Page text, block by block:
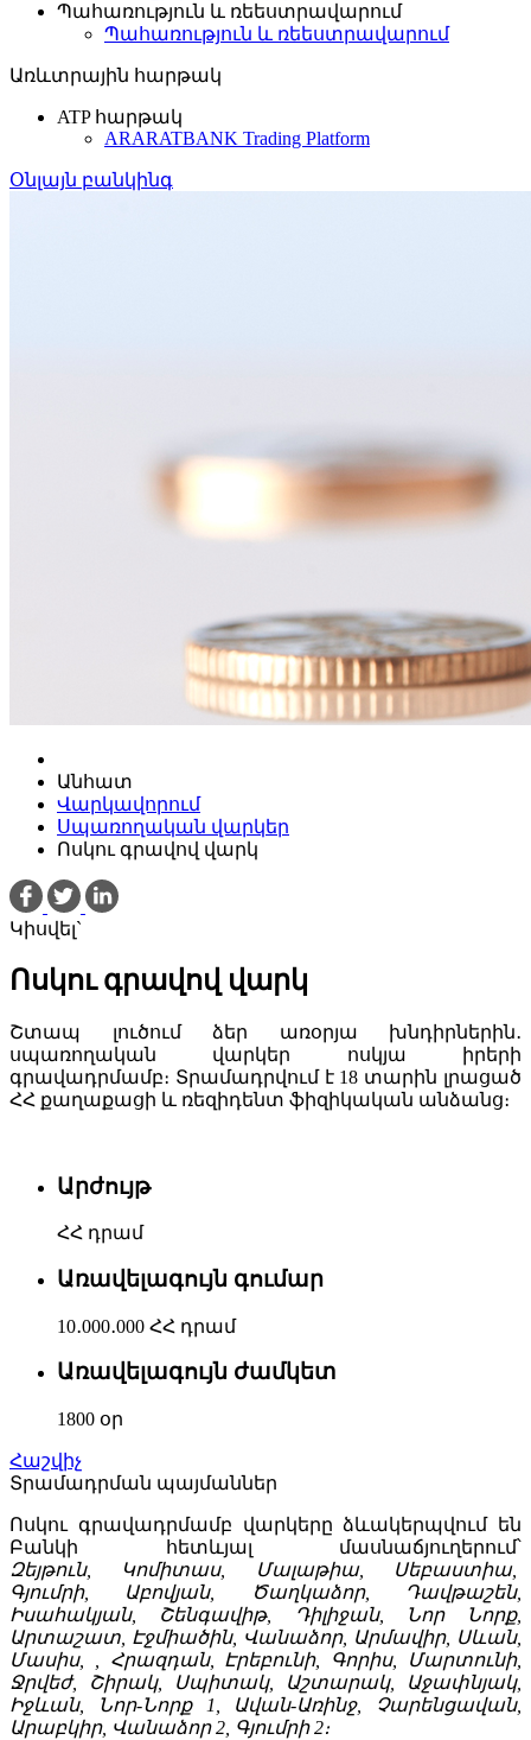
Պահառություն և ռեեստրավարում
Պահառություն և ռեեստրավարում
Առևտրային հարթակ
ATP հարթակ
ARARATBANK Trading Platform
Օնլայն բանկինգ
Անհատ
Վարկավորում
Սպառողական վարկեր
Ոսկու գրավով վարկ
Կիսվել`
Ոսկու գրավով վարկ
Շտապ լուծում ձեր առօրյա խնդիրներին․
սպառողական վարկեր ոսկյա իրերի
գրավադրմամբ։ Տրամադրվում է 18 տարին լրացած
ՀՀ քաղաքացի և ռեզիդենտ ֆիզիկական անձանց։
Արժույթ
ՀՀ դրամ
Առավելագույն գումար
10․000․000 ՀՀ դրամ
Առավելագույն ժամկետ
1800 օր
Հաշվիչ
Տրամադրման պայմաններ
Ոսկու գրավադրմամբ վարկերը ձևակերպվում են
Բանկի հետևյալ մասնաճյուղերում՝
Զեյթուն, Կոմիտաս, Մալաթիա, Սեբաստիա,
Գյումրի, Աբովյան, Ծաղկաձոր, Դավթաշեն,
Իսահակյան, Շենգավիթ, Դիլիջան, Նոր Նորք,
Արտաշատ, Էջմիածին, Վանաձոր, Արմավիր, Սևան,
Մասիս, , Հրազդան, Էրեբունի, Գորիս, Մարտունի,
Ջրվեժ, Շիրակ, Սպիտակ, Աշտարակ, Աջափնյակ,
Իջևան, Նոր-Նորք 1, Ավան-Առինջ, Չարենցավան,
Արաբկիր, Վանաձոր 2, Գյումրի 2։